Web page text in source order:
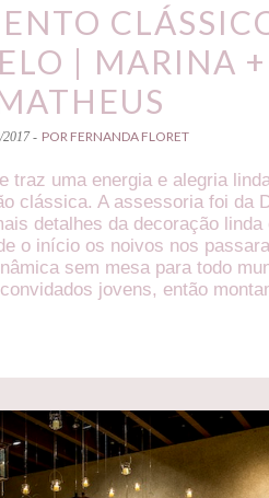
| MARINA +
2017 - POR FERNANDA FLORET
traz uma energia e alegria
clássica. A assessoria foi da
detalhes da decoração linda
o início os noivos nos
sem mesa para todo
jovens, então